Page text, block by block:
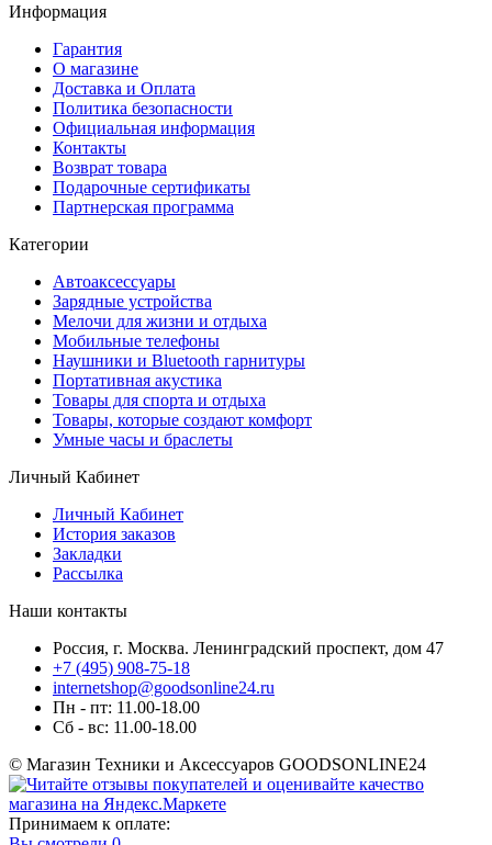
Информация
Гарантия
О магазине
Доставка и Оплата
Политика безопасности
Официальная информация
Контакты
Возврат товара
Подарочные сертификаты
Партнерская программа
Категории
Автоаксессуары
Зарядные устройства
Мелочи для жизни и отдыха
Мобильные телефоны
Наушники и Bluetooth гарнитуры
Портативная акустика
Товары для спорта и отдыха
Товары, которые создают комфорт
Умные часы и браслеты
Личный Кабинет
Личный Кабинет
История заказов
Закладки
Рассылка
Наши контакты
Россия, г. Москва. Ленинградский проспект, дом 47
+7 (495) 908-75-18
internetshop@goodsonline24.ru
Пн - пт: 11.00-18.00
Сб - вс: 11.00-18.00
© Магазин Техники и Аксессуаров GOODSONLINE24
Принимаем к оплате: